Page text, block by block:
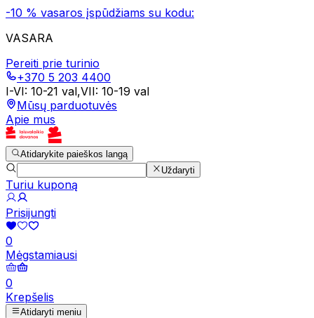
-10 % vasaros įspūdžiams su kodu:
VASARA
Pereiti prie turinio
+370 5 203 4400
I-VI: 10-21 val,VII: 10-19 val
Mūsų parduotuvės
Apie mus
Atidarykite paieškos langą
Uždaryti
Turiu kuponą
Prisijungti
0
Mėgstamiausi
0
Krepšelis
Atidaryti meniu